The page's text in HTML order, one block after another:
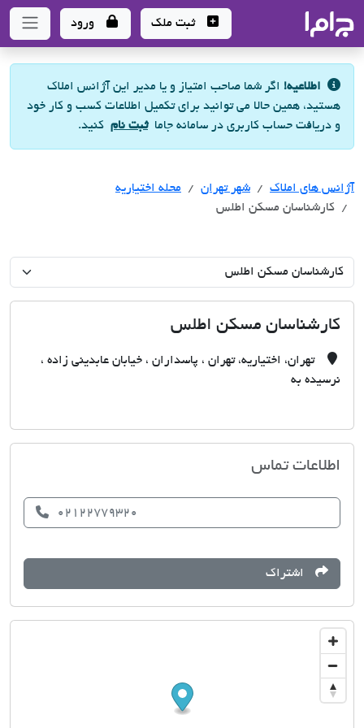
- سامانه جامع املاک و مشاورین املاک
ثبت ملک ورود
اطلاعیه! اگر شما صاحب امتیاز و یا مدیر این آژانس املاک
هستید، همین حالا می توانید برای تکمیل اطلاعات کسب و کار خود
و دریافت حساب کاربری در سامانه جاماثبت نام کنید.
آژانس های املاک آژانس های املاک
شهر تهران آژانس های املاک
محله اختیاریه
کارشناسان مسکن اطلس
کارشناسان مسکن اطلس
تهران، اختیاریه، تهران ، پاسداران ، خیابان عابدینی زاده ،
نرسیده به
اطلاعات تماس
02122779320
اشتراک